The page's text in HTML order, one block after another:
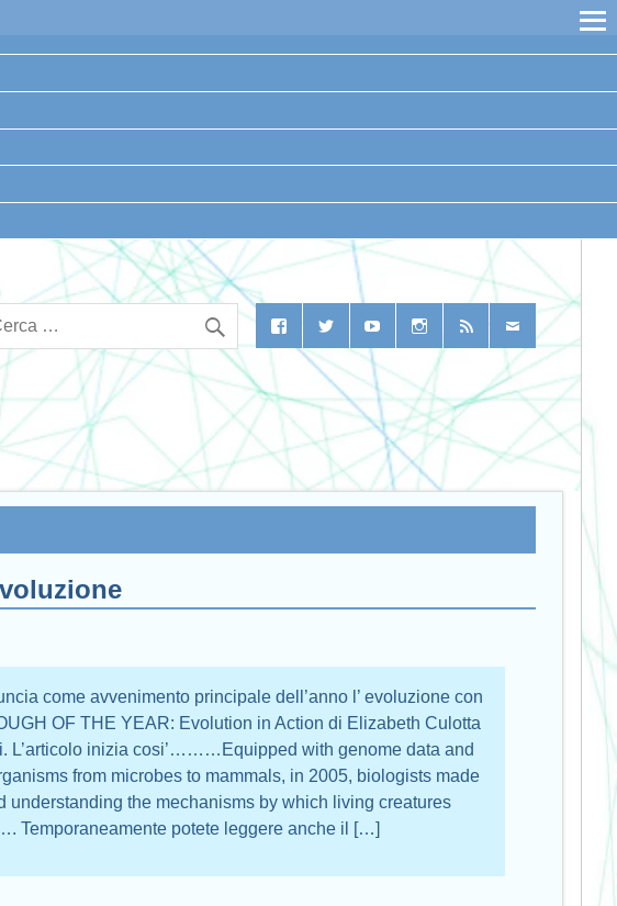
come avvenimento principale dell’anno l’ evoluzione con
OF THE YEAR: Evolution in Action di Elizabeth Culotta
L’articolo inizia cosi’………Equipped with genome data and
from microbes to mammals, in 2005, biologists made
understanding the mechanisms by which living creatures
Temporaneamente potete leggere anche il […]